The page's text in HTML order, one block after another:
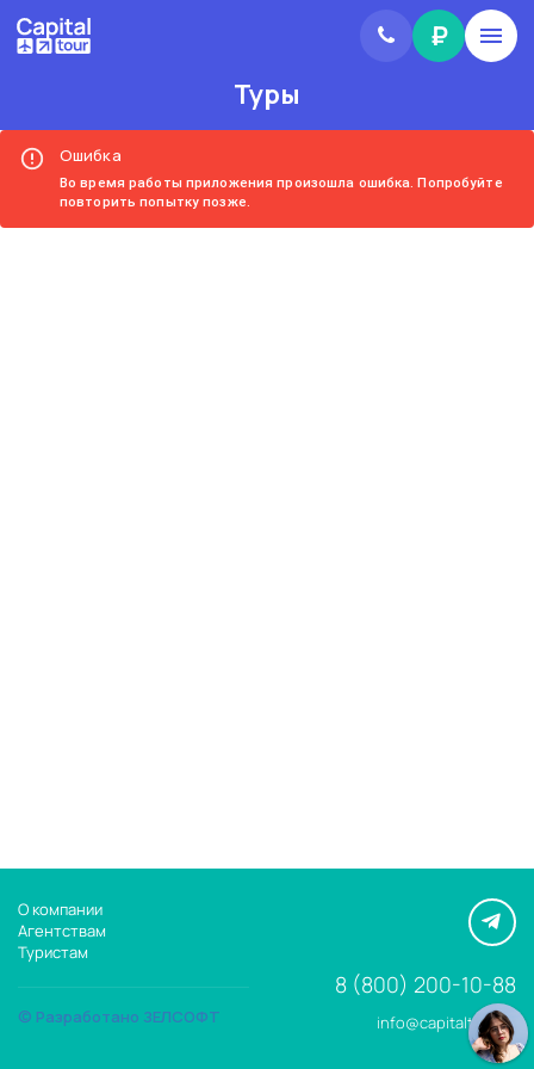
₽
Туры
Ошибка
Во время работы приложения произошла ошибка. Попробуйте
повторить попытку позже.
О компании
Агентствам
Туристам
© Разработано ЗЕЛСОФТ
8 (800) 200-10-88
info@capitaltour.ru